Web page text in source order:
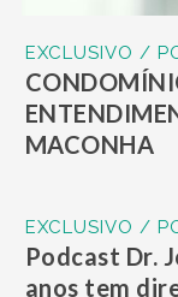
EXCLUSIVO /
MACONHA
EXCLUSIVO /
Podcast Dr.
anos tem